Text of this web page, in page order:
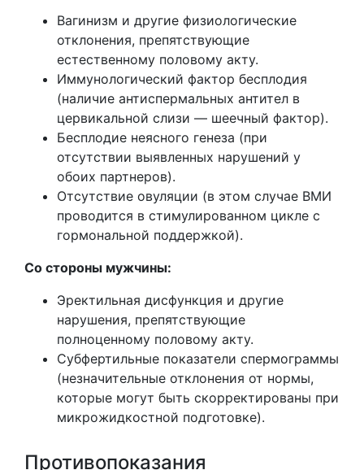
Вагинизм и другие физиологические
отклонения, препятствующие
естественному половому акту.
Иммунологический фактор бесплодия
(наличие антиспермальных антител в
цервикальной слизи — шеечный фактор).
Бесплодие неясного генеза (при
отсутствии выявленных нарушений у
обоих партнеров).
Отсутствие овуляции (в этом случае ВМИ
проводится в стимулированном цикле с
гормональной поддержкой).
Со стороны мужчины:
Эректильная дисфункция и другие
нарушения, препятствующие
полноценному половому акту.
Субфертильные показатели спермограммы
(незначительные отклонения от нормы,
которые могут быть скорректированы при
микрожидкостной подготовке).
Противопоказания